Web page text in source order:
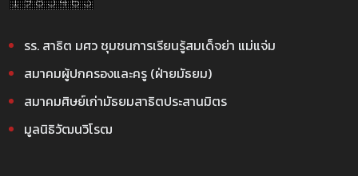
รร. สาธิต มศว ชุมชนการเรียนรู้สมเด็จย่า แม่แจ่ม
สมาคมผู้ปกครองและครู (ฝ่ายมัธยม)
สมาคมศิษย์เก่ามัธยมสาธิตประสานมิตร
มูลนิธิวัฒนวิโรฒ